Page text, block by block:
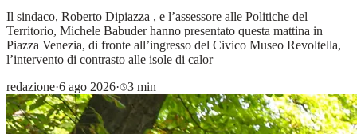
Il sindaco, Roberto Dipiazza , e l’assessore alle Politiche del
Territorio, Michele Babuder hanno presentato questa mattina in
Piazza Venezia, di fronte all’ingresso del Civico Museo Revoltella,
l’intervento di contrasto alle isole di calor
redazione·6 ago 2026· 3 min